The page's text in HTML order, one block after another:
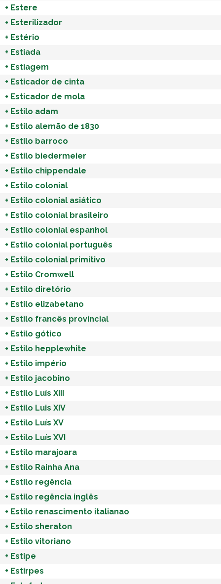
+ Estere
+ Esterilizador
+ Estério
+ Estiada
+ Estiagem
+ Esticador de cinta
+ Esticador de mola
+ Estilo adam
+ Estilo alemão de 1830
+ Estilo barroco
+ Estilo biedermeier
+ Estilo chippendale
+ Estilo colonial
+ Estilo colonial asiático
+ Estilo colonial brasileiro
+ Estilo colonial espanhol
+ Estilo colonial português
+ Estilo colonial primitivo
+ Estilo Cromwell
+ Estilo diretório
+ Estilo elizabetano
+ Estilo francês provincial
+ Estilo gótico
+ Estilo hepplewhite
+ Estilo império
+ Estilo jacobino
+ Estilo Luís XIII
+ Estilo Luis XIV
+ Estilo Luís XV
+ Estilo Luís XVI
+ Estilo marajoara
+ Estilo Rainha Ana
+ Estilo regência
+ Estilo regência inglês
+ Estilo renascimento italianao
+ Estilo sheraton
+ Estilo vitoriano
+ Estipe
+ Estirpes